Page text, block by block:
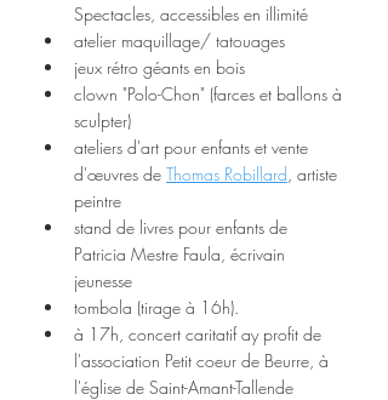
Spectacles, accessibles en illimité
atelier maquillage/ tatouages
jeux rétro géants en bois
clown "Polo-Chon" (farces et ballons à
sculpter)
ateliers d'art pour enfants et vente
d'œuvres de Thomas Robillard , artiste
peintre
stand de livres pour enfants de
Patricia Mestre Faula, écrivain
jeunesse
tombola (tirage à 16h).
à 17h, concert caritatif ay profit de
l'association Petit coeur de Beurre, à
l'église de Saint-Amant-Tallende